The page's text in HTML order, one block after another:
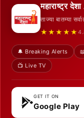
महाराष्ट्र
ताज्या बातम्या
★★★★★
🔔 Breaking Alerts
📺 Live TV
GET IT ON
Google Play